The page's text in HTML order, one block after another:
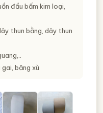
đầu bấm kim loại,
thun bằng, dây thun
băng xù